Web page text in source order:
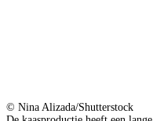
© Nina Alizada/Shutterstock